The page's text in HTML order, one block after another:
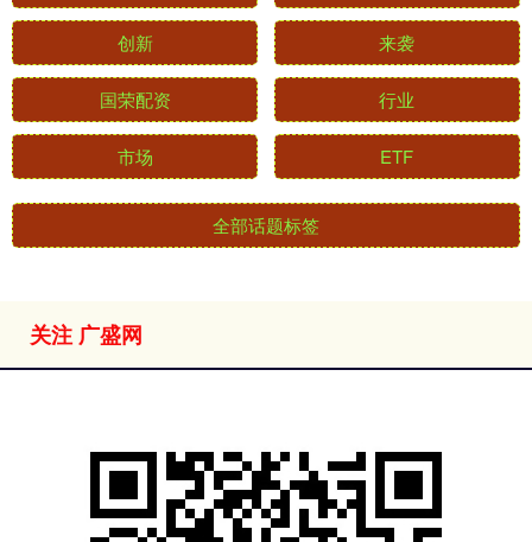
创新 来袭
国荣配资 行业
市场 ETF
全部话题标签
关注 广盛网